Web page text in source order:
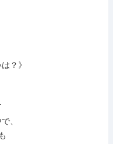
？》
、